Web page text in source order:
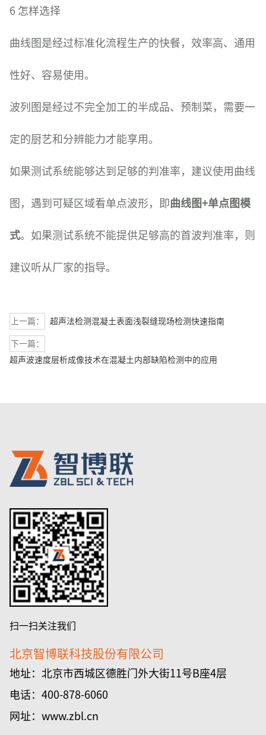
6 怎样选择
曲线图是经过标准化流程生产的快餐，效率高、通用
性好、容易使用。
波列图是经过不完全加工的半成品、预制菜，需要一
定的厨艺和分辨能力才能享用。
如果测试系统能够达到足够的判准率，建议使用曲线
图，遇到可疑区域看单点波形，即曲线图+单点图模
式。如果测试系统不能提供足够高的首波判准率，则
建议听从厂家的指导。
上一篇： 超声法检测混凝土表面浅裂缝现场检测快速指南
下一篇：
超声波速度层析成像技术在混凝土内部缺陷检测中的应用
扫一扫关注我们
北京智博联科技股份有限公司
地址：北京市西城区德胜门外大街11号B座4层
电话：400-878-6060
网址：www.zbl.cn